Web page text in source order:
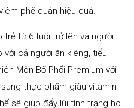
phế quản hiệu quả.
từ 6 tuổi trở lên và người
với cả người ăn kiêng, tiểu
Môn Bổ Phổi Premium với
thực phẩm giàu vitamin
sẽ giúp đẩy lùi tình trạng ho